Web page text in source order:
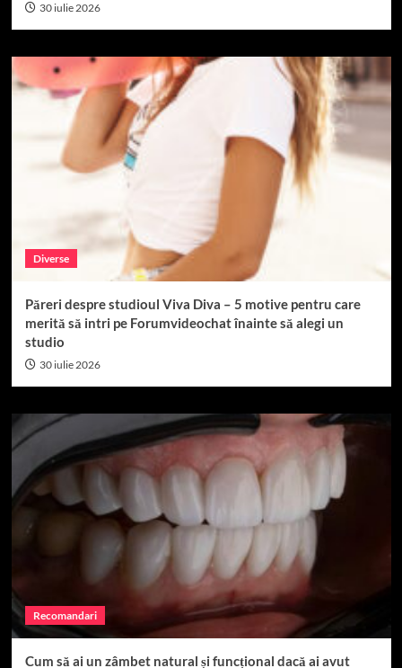
30 iulie 2026
Diverse
Păreri despre studioul Viva Diva – 5 motive pentru care
merită să intri pe Forumvideochat înainte să alegi un
studio
30 iulie 2026
Recomandari
Cum să ai un zâmbet natural și funcțional dacă ai avut